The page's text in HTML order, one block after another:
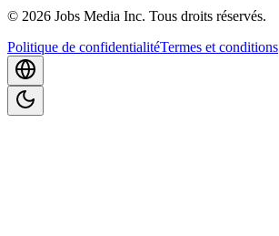
© 2026 Jobs Media Inc. Tous droits réservés.
Politique de confidentialitéTermes et conditions